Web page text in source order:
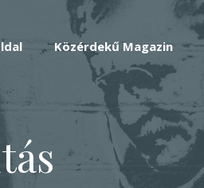
Közérdekű Magazin